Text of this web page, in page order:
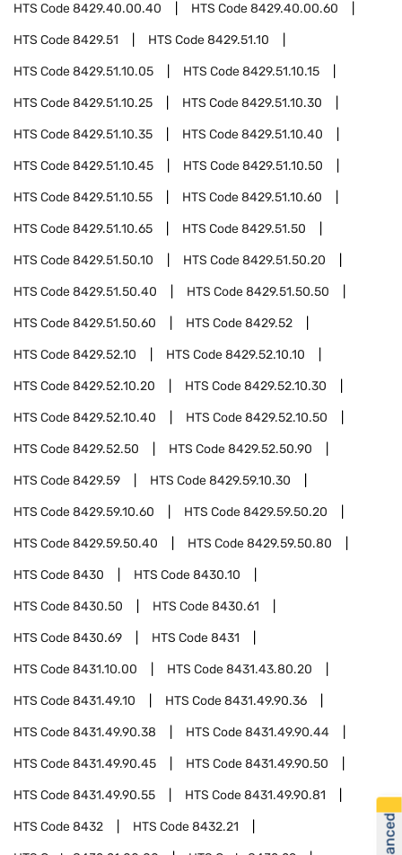
HTS Code8429.40.00.40 HTS Code8429.40.00.60
HTS Code8429.51 HTS Code8429.51.10
HTS Code8429.51.10.05 HTS Code8429.51.10.15
HTS Code8429.51.10.25 HTS Code8429.51.10.30
HTS Code8429.51.10.35 HTS Code8429.51.10.40
HTS Code8429.51.10.45 HTS Code8429.51.10.50
HTS Code8429.51.10.55 HTS Code8429.51.10.60
HTS Code8429.51.10.65 HTS Code8429.51.50
HTS Code8429.51.50.10 HTS Code8429.51.50.20
HTS Code8429.51.50.40 HTS Code8429.51.50.50
HTS Code8429.51.50.60 HTS Code8429.52
HTS Code8429.52.10 HTS Code8429.52.10.10
HTS Code8429.52.10.20 HTS Code8429.52.10.30
HTS Code8429.52.10.40 HTS Code8429.52.10.50
HTS Code8429.52.50 HTS Code8429.52.50.90
HTS Code8429.59 HTS Code8429.59.10.30
HTS Code8429.59.10.60 HTS Code8429.59.50.20
HTS Code8429.59.50.40 HTS Code8429.59.50.80
HTS Code8430 HTS Code8430.10
HTS Code8430.50 HTS Code8430.61
HTS Code8430.69 HTS Code8431
HTS Code8431.10.00 HTS Code8431.43.80.20
HTS Code8431.49.10 HTS Code8431.49.90.36
HTS Code8431.49.90.38 HTS Code8431.49.90.44
HTS Code8431.49.90.45 HTS Code8431.49.90.50
HTS Code8431.49.90.55 HTS Code8431.49.90.81
HTS Code8432 HTS Code8432.21